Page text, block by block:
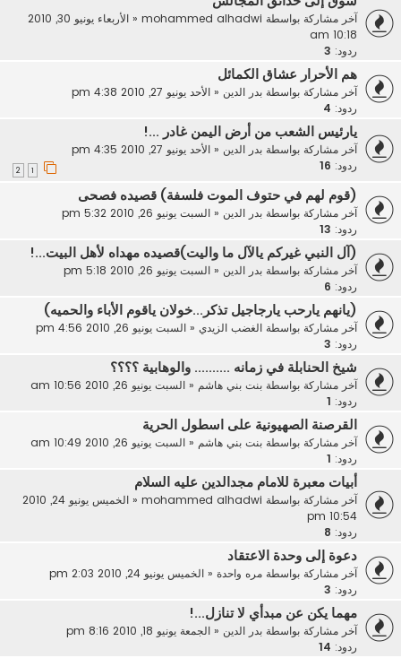
آخر مشاركة بواسطة mohammed alhadwi
«
الأربعاء يونيو 30, 2010
10:18 am
ردود: 3
هم الأحرار عشاق الكمائل
آخر مشاركة بواسطة بدر الدين« الأحد يونيو 27, 2010 4:38 pm
ردود: 4
يارئيس الشعب من أرض اليمن غادر ...!
آخر مشاركة بواسطة بدر الدين« الأحد يونيو 27, 2010 4:35 pm
ردود: 16
(قوم لهم في حتوف الموت فلسفة) قصيده فصحى
آخر مشاركة بواسطة بدر الدين« السبت يونيو 26, 2010 5:32 pm
ردود: 13
(آل النبي غيركم يالآل ما واليت)قصيده مهداه لأهل البيت...!
آخر مشاركة بواسطة بدر الدين« السبت يونيو 26, 2010 5:18 pm
ردود: 6
(يانهم يارحب يارجاجيل تذكر...خولان ياقوم الأباء والحميه)
آخر مشاركة بواسطة الغضب الزيدي« السبت يونيو 26, 2010 4:56 pm
ردود: 3
شيخ الحنابلة في زمانه .......... والوهابية ؟؟؟؟
آخر مشاركة بواسطة بنت بني هاشم« السبت يونيو 26, 2010 10:56 am
ردود:
القرصنة الصهيونية على اسطول الحرية
آخر مشاركة بواسطة بنت بني هاشم« السبت يونيو 26, 2010 10:49 am
ردود:
أبيات معبرة للامام مجدالدين عليه السلام
آخر مشاركة بواسطة mohammed alhadwi
«
الخميس يونيو 24, 2010
10:54 pm
ردود: 8
دعوة إلى وحدة الاعتقاد
آخر مشاركة بواسطة مره واحدة« الخميس يونيو 24, 2010 2:03 pm
ردود: 3
مهما يكن عن مبدأي لا تنازل...!
آخر مشاركة بواسطة بدر الدين« الجمعة يونيو 18, 2010 8:16 pm
ردود: 14